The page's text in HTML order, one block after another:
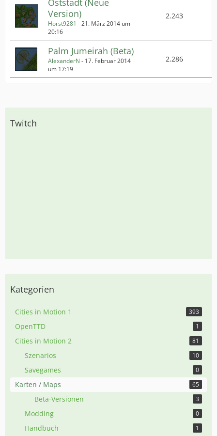
Version)
Horst9281 -21. März 2014 um
20:16
2.243
Palm Jumeirah (Beta)
AlexanderN - 17. Februar 2014
um 17:19
2.286
Twitch
Kategorien
Cities in Motion 1 393
OpenTTD 1
Cities in Motion 2 81
Szenarios 10
Savegames 0
Karten / Maps 65
Beta-Versionen 3
Modding 0
Handbuch 1